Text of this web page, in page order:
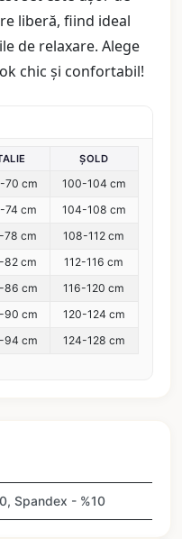
liberă, fiind ideal
de relaxare. Alege
chic și confortabil!
ȘOLD
70 cm
100-104 cm
74 cm
104-108 cm
78 cm
108-112 cm
82 cm
112-116 cm
86 cm
116-120 cm
90 cm
120-124 cm
94 cm 124-128 cm
Spandex - %10